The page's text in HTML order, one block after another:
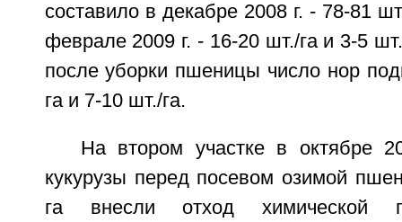
составило в декабре 2008 г. - 78-81
феврале 2009 г. - 16-20 шт./га и 3-5
после уборки пшеницы число нор
га и 7-10 шт./га.
На втором участке в октябре
кукурузы перед посевом озимой
га внесли отход химической